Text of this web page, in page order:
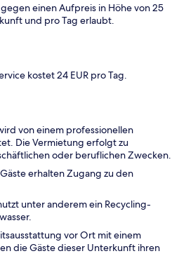
einen Aufpreis in Höhe von 25
und pro Tag erlaubt.
kostet 24 EUR pro Tag.
von einem professionellen
Die Vermietung erfolgt zu
oder beruflichen Zwecken.
erhalten Zugang zu den
unter anderem ein Recycling-
vor Ort mit einem
die Gäste dieser Unterkunft ihren